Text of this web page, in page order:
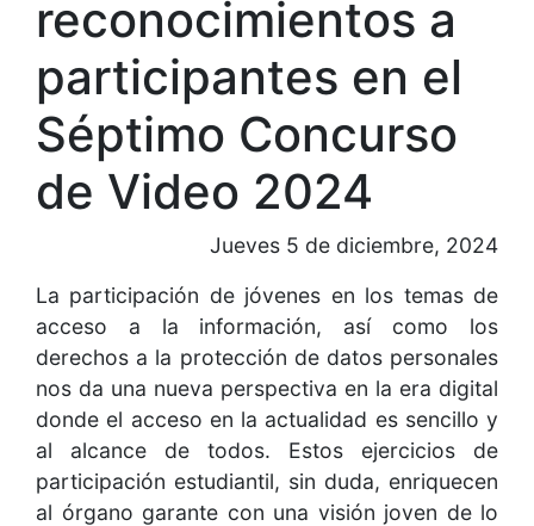
reconocimientos a
participantes en el
Séptimo Concurso
de Video 2024
Jueves 5 de diciembre, 2024
La participación de jóvenes en los temas de
acceso a la información, así como los
derechos a la protección de datos personales
nos da una nueva perspectiva en la era digital
donde el acceso en la actualidad es sencillo y
al alcance de todos. Estos ejercicios de
participación estudiantil, sin duda, enriquecen
al órgano garante con una visión joven de lo